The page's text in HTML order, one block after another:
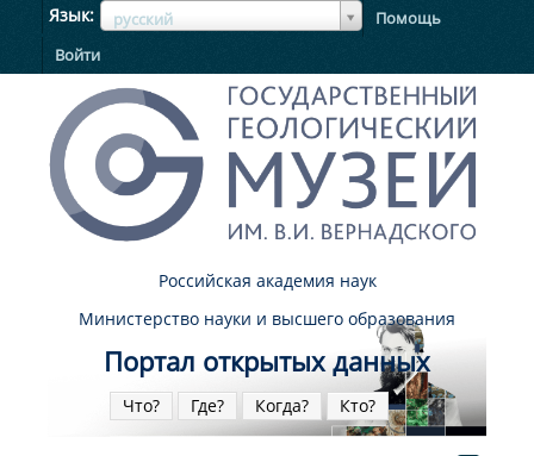
Язык русский
ЯзыкЯзык
Помощь
Войти
Российская академия наук
Министерство науки и высшего образования
Портал открытых данных
Что? Где? Когда? Кто?